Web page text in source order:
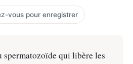
vous pour enregistrer
spermatozoïde qui libère les